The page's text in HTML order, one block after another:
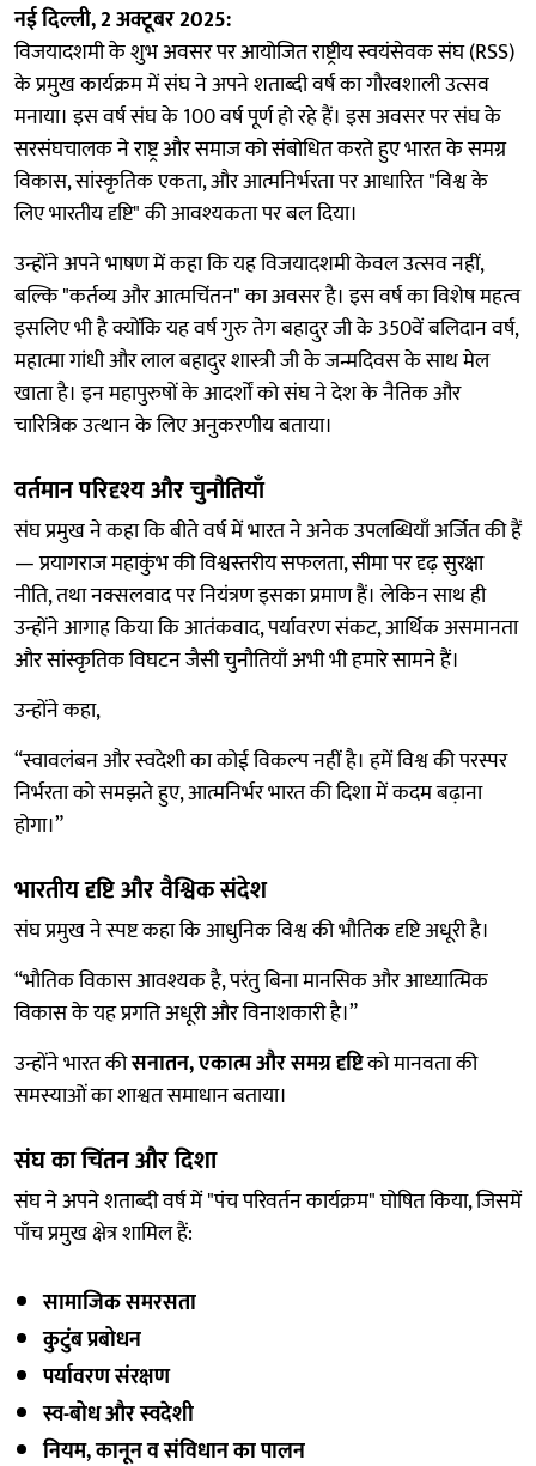
नई दिल्ली, 2 अक्टूबर 2025:
विजयादशमी के शुभ अवसर पर आयोजित राष्ट्रीय स्वयंसेवक संघ (RSS)
के प्रमुख कार्यक्रम में संघ ने अपने शताब्दी वर्ष का गौरवशाली उत्सव
मनाया। इस वर्ष संघ के 100 वर्ष पूर्ण हो रहे हैं। इस अवसर पर संघ के
सरसंघचालक ने राष्ट्र और समाज को संबोधित करते हुए भारत के समग्र
विकास, सांस्कृतिक एकता, और आत्मनिर्भरता पर आधारित "विश्व के
लिए भारतीय दृष्टि" की आवश्यकता पर बल दिया।
उन्होंने अपने भाषण में कहा कि यह विजयादशमी केवल उत्सव नहीं,
बल्कि "कर्तव्य और आत्मचिंतन" का अवसर है। इस वर्ष का विशेष महत्व
इसलिए भी है क्योंकि यह वर्ष गुरु तेग बहादुर जी के 350वें बलिदान वर्ष,
महात्मा गांधी और लाल बहादुर शास्त्री जी के जन्मदिवस के साथ मेल
खाता है। इन महापुरुषों के आदर्शों को संघ ने देश के नैतिक और
चारित्रिक उत्थान के लिए अनुकरणीय बताया।
वर्तमान परिदृश्य और चुनौतियाँ
संघ प्रमुख ने कहा कि बीते वर्ष में भारत ने अनेक उपलब्धियाँ अर्जित की हैं
— प्रयागराज महाकुंभ की विश्वस्तरीय सफलता, सीमा पर दृढ़ सुरक्षा
नीति, तथा नक्सलवाद पर नियंत्रण इसका प्रमाण हैं। लेकिन साथ ही
उन्होंने आगाह किया कि आतंकवाद, पर्यावरण संकट, आर्थिक असमानता
और सांस्कृतिक विघटन जैसी चुनौतियाँ अभी भी हमारे सामने हैं।
उन्होंने कहा,
“स्वावलंबन और स्वदेशी का कोई विकल्प नहीं है। हमें विश्व की परस्पर
निर्भरता को समझते हुए, आत्मनिर्भर भारत की दिशा में कदम बढ़ाना
होगा।”
भारतीय दृष्टि और वैश्विक संदेश
संघ प्रमुख ने स्पष्ट कहा कि आधुनिक विश्व की भौतिक दृष्टि अधूरी है।
“भौतिक विकास आवश्यक है, परंतु बिना मानसिक और आध्यात्मिक
विकास के यह प्रगति अधूरी और विनाशकारी है।”
उन्होंने भारत कीसनातन, एकात्म और समग्र दृष्टिको मानवता की
समस्याओं का शाश्वत समाधान बताया।
संघ का चिंतन और दिशा
संघ ने अपने शताब्दी वर्ष में "पंच परिवर्तन कार्यक्रम" घोषित किया, जिसमें
पाँच प्रमुख क्षेत्र शामिल हैं:
सामाजिक समरसता
कुटुंब प्रबोधन
पर्यावरण संरक्षण
स्व-बोध और स्वदेशी
नियम, कानून व संविधान का पालन